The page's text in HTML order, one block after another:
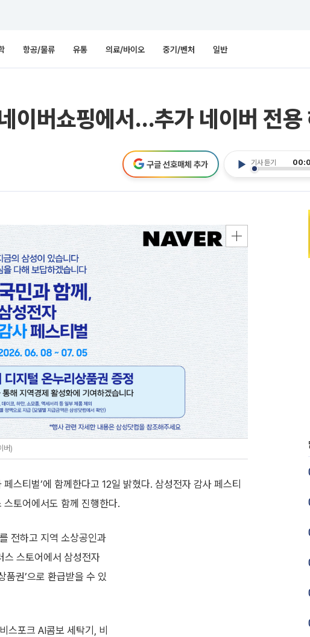
항공/물류 유통 의료/바이오 중기/벤처 일반
이버쇼핑에서…추가 네이버 전용
기사 듣기
구글 선호매체 추가
버)
스티벌’에 함께한다고 12일 밝혔다. 삼성전자 감사 페스티
토어에서도 함께 진행한다.
전하고 지역 소상공인과
스 스토어에서 삼성전자
품권’으로 환급받을 수 있
스포크 AI콤보 세탁기, 비